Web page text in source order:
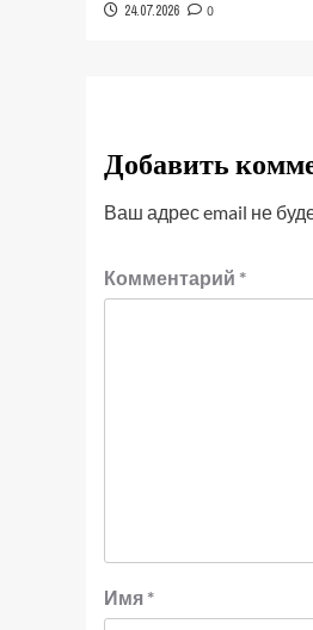
24.07.2026 0
Добавить
Ваш адрес email не
Комментарий *
Имя *